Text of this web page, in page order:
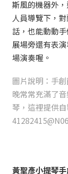
斯風的機器外
人員導覽下，
話，也能動動
展場旁還有表
場演奏喔。
圖片說明：手
晚常常充滿了
琴，這裡提供
41282415@N06
黃聖彥小提琴